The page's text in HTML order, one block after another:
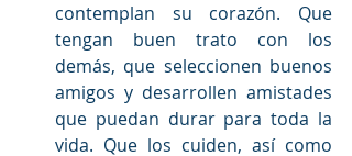
contemplan su corazón. Que
tengan buen trato con los
demás, que seleccionen buenos
amigos y desarrollen amistades
que puedan durar para toda la
vida. Que los cuiden, así como